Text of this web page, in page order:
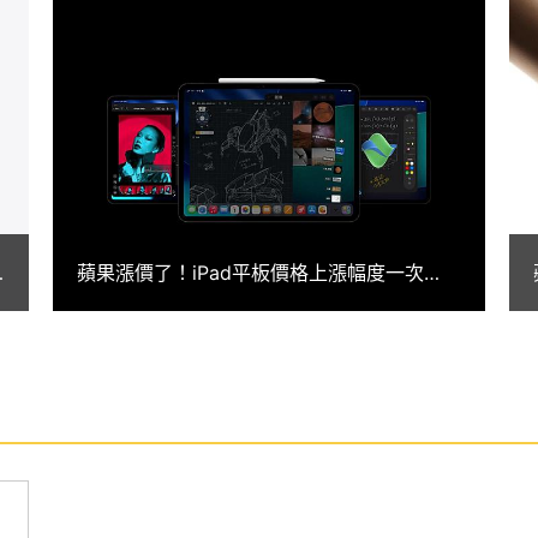
景物件等，同時也能搭配 Siri 實現更聰明智慧的
萬畫素超廣視角相機，支援智慧型 HDR
；後置 1,200 萬畫素鏡頭，提供智慧型 HDR 4、
燈，強調在任何光線下都能拍出精彩影像，支
色
蘋果漲價了！iPad平板價格上漲幅度一次